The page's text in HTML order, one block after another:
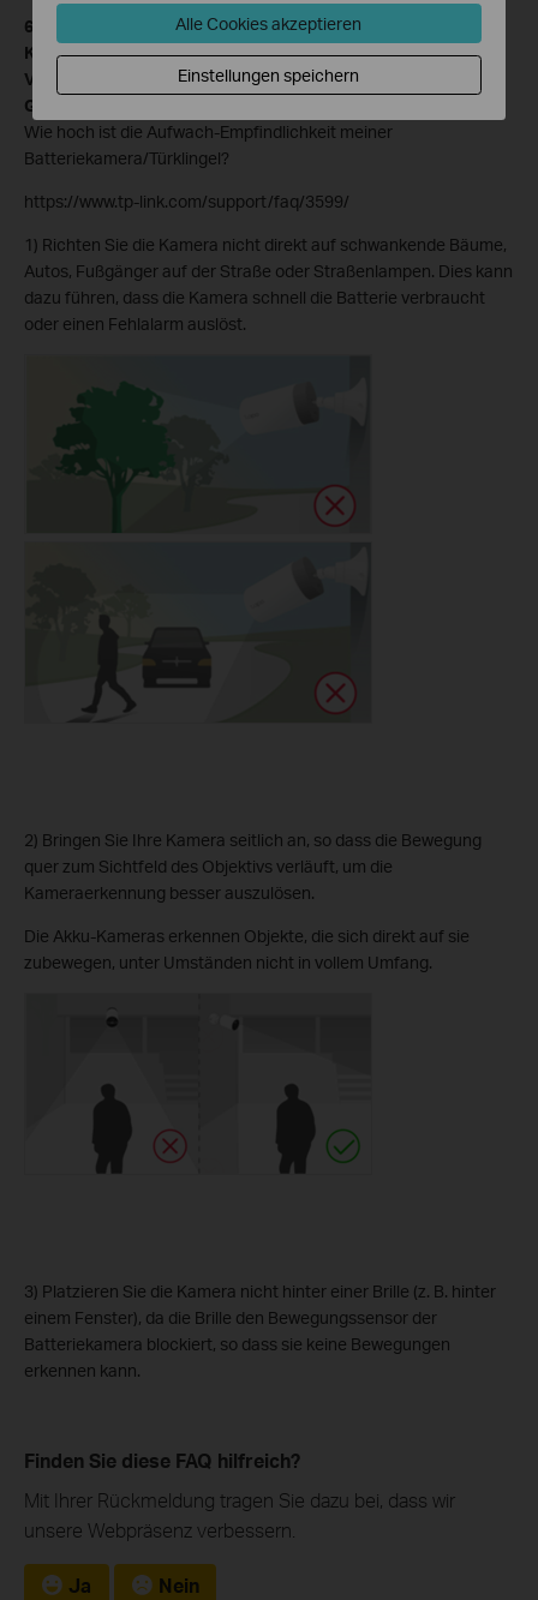
6. Um die Lebensdauer der Batterie zu verlängern und die
Kameraleistung zu optimieren, haben wir die folgenden
Vorschläge für die Platzierung einer Batteriekamera auf der
Grundlage ihres Funktionsmechanismus.
Wie hoch ist die Aufwach-Empfindlichkeit meiner
Batteriekamera/Türklingel?
https://www.tp-link.com/support/faq/3599/
1) Richten Sie die Kamera nicht direkt auf schwankende Bäume,
Autos, Fußgänger auf der Straße oder Straßenlampen. Dies kann
dazu führen, dass die Kamera schnell die Batterie verbraucht
oder einen Fehlalarm auslöst.
2) Bringen Sie Ihre Kamera seitlich an, so dass die Bewegung
quer zum Sichtfeld des Objektivs verläuft, um die
Kameraerkennung besser auszulösen.
Die Akku-Kameras erkennen Objekte, die sich direkt auf sie
zubewegen, unter Umständen nicht in vollem Umfang.
3) Platzieren Sie die Kamera nicht hinter einer Brille (z. B. hinter
einem Fenster), da die Brille den Bewegungssensor der
Batteriekamera blockiert, so dass sie keine Bewegungen
erkennen kann.
Finden Sie diese FAQ hilfreich?
Mit Ihrer Rückmeldung tragen Sie dazu bei, dass wir
unsere Webpräsenz verbessern.
Ja Nein
Alle Cookies akzeptieren
Einstellungen speichern